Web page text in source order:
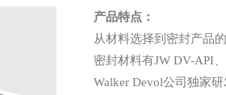
产品特点：
从材料选择到密封产品
密封材料有JW DV-API
Walker Devol公司独家